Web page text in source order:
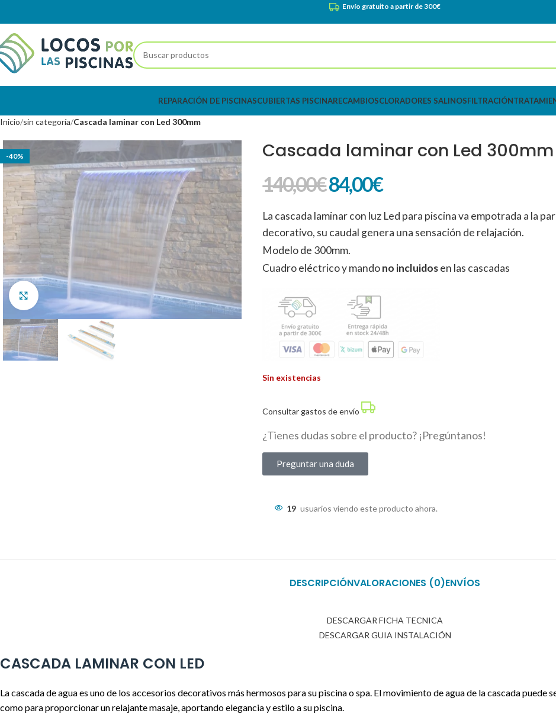
Envío gratuito a partir de 300€
REPARACIÓN DE PISCINASCUBIERTAS PISCINARECAMBIOSCLORADORES SALINOSFILTRACIÓN
Inicio sin categoría Cascada laminar con Led 300mm
-40%
Cascada laminar con Led 300mm
140,00€84,00€
La cascada laminar con luz Led para piscina va empotrada a la
decorativo, su caudal genera una sensación de relajación.
Modelo de 300mm.
Cuadro eléctrico y mandono incluidosen las cascadas
Sin existencias
Consultar gastos de envío
¿Tienes dudas sobre el producto? ¡Pregúntanos!
Preguntar una duda
19 usuarios viendo este producto ahora.
DESCRIPCIÓNVALORACIONES (0)ENVÍOS
DESCARGAR FICHA TECNICA
DESCARGAR GUIA INSTALACIÓN
CASCADA LAMINAR CON LED
La cascada de agua es uno de los accesorios decorativos más hermosos para su piscina o spa. El movimiento de agua de la cascada
como para proporcionar un relajante masaje, aportando elegancia y estilo a su piscina.